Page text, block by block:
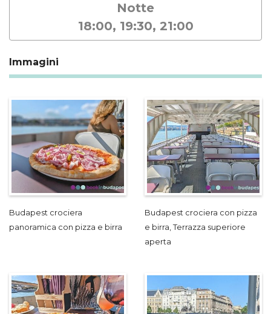
Notte
18:00, 19:30, 21:00
Immagini
Budapest crociera
panoramica con pizza e birra
Budapest crociera con pizza
e birra, Terrazza superiore
aperta